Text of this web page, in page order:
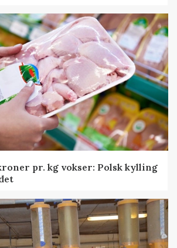
pr. kg vokser: Polsk kylling